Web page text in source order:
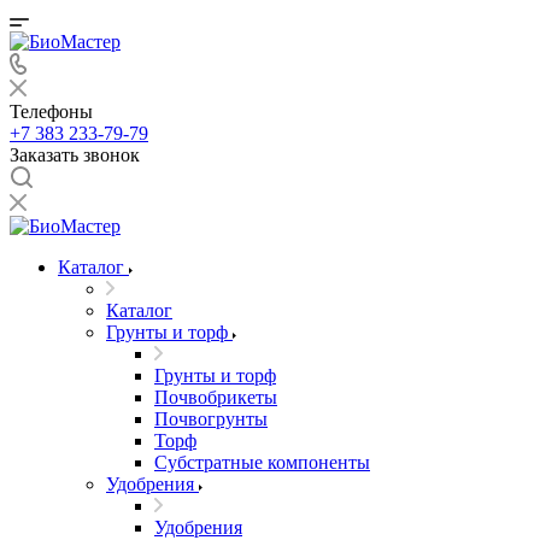
Телефоны
+7 383 233-79-79
Заказать звонок
Каталог
Каталог
Грунты и торф
Грунты и торф
Почвобрикеты
Почвогрунты
Торф
Субстратные компоненты
Удобрения
Удобрения